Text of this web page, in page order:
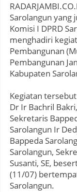
Sarolangun yang
Komisi I DPRD
menghadiri
Pembangunan
Pembangunan
Kabupaten
Kegiatan
Dr Ir Bachril
Sekretaris
Sarolangun Ir
Bappeda
Sarolangun,
Susanti, SE,
(11/07)
Sarolangun.